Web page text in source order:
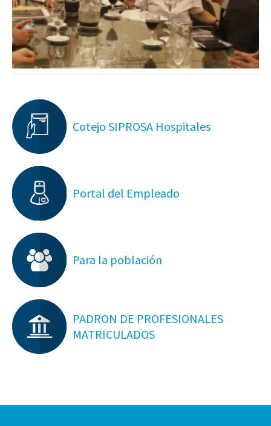
Cotejo SIPROSA Hospitales
Portal del Empleado
Para la población
PADRON DE PROFESIONALES
MATRICULADOS